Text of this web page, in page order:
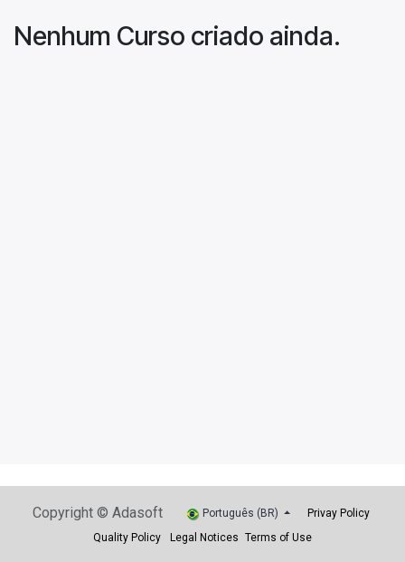
Nenhum Curso criado ainda.
Copyright © Adasoft Português (BR)
Privay Policy
Quality Policy
Legal Notices Terms of Use